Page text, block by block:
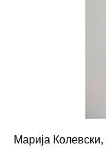
Марија